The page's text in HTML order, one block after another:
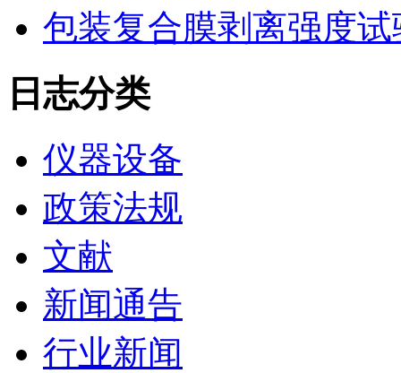
包装复合膜剥离强度
日志分类
仪器设备
政策法规
文献
新闻通告
行业新闻